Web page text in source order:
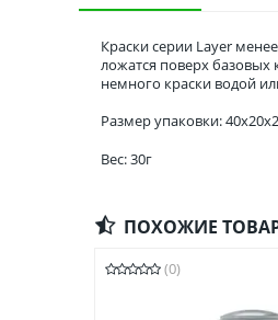
Краски серии Layer
ложатся поверх
немного краски водой
Размер упаковки:
Вес: 30г
ПОХОЖИЕ
(0)